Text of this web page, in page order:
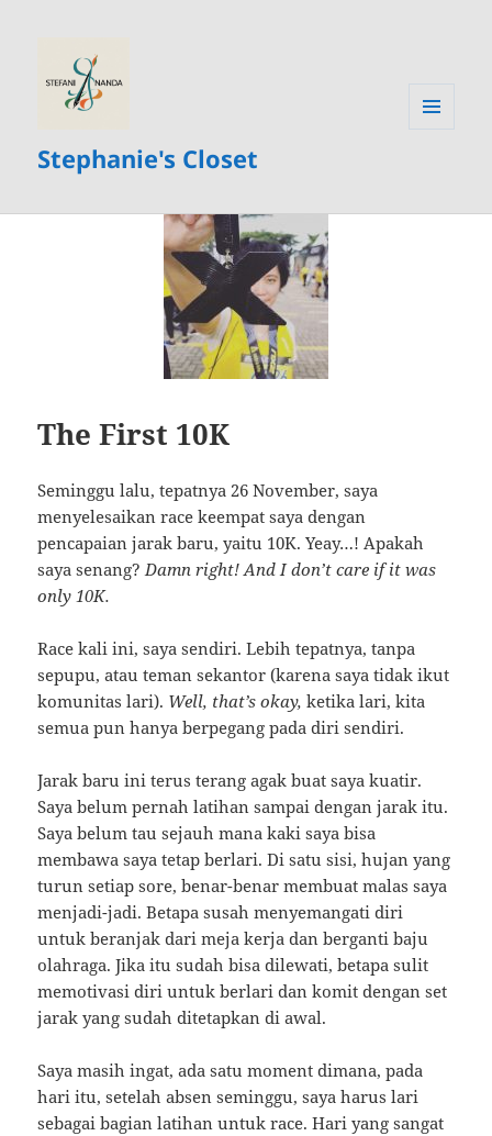
Stephanie's Closet
The First 10K
Seminggu lalu, tepatnya 26 November, saya
menyelesaikan race keempat saya dengan
pencapaian jarak baru, yaitu 10K. Yeay…! Apakah
saya senang? Damn right! And I don’t care if it was
only 10K.
Race kali ini, saya sendiri. Lebih tepatnya, tanpa
sepupu, atau teman sekantor (karena saya tidak ikut
komunitas lari). Well, that’s okay, ketika lari, kita
semua pun hanya berpegang pada diri sendiri.
Jarak baru ini terus terang agak buat saya kuatir.
Saya belum pernah latihan sampai dengan jarak itu.
Saya belum tau sejauh mana kaki saya bisa
membawa saya tetap berlari. Di satu sisi, hujan yang
turun setiap sore, benar-benar membuat malas saya
menjadi-jadi. Betapa susah menyemangati diri
untuk beranjak dari meja kerja dan berganti baju
olahraga. Jika itu sudah bisa dilewati, betapa sulit
memotivasi diri untuk berlari dan komit dengan set
jarak yang sudah ditetapkan di awal.
Saya masih ingat, ada satu moment dimana, pada
hari itu, setelah absen seminggu, saya harus lari
sebagai bagian latihan untuk race. Hari yang sangat